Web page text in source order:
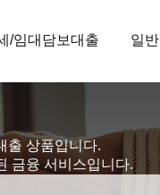
/임대담보대출 일
출 상품입니다.
금융 서비스입니다.